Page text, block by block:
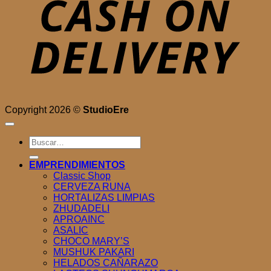
Copyright 2026 © StudioEre
Buscar
por:
EMPRENDIMIENTOS
Classic Shop
CERVEZA RUNA
HORTALIZAS LIMPIAS
ZHUDADELI
APROAINC
ASALIC
CHOCO MARY’S
MUSHUK PAKARI
HELADOS CAÑARAZO